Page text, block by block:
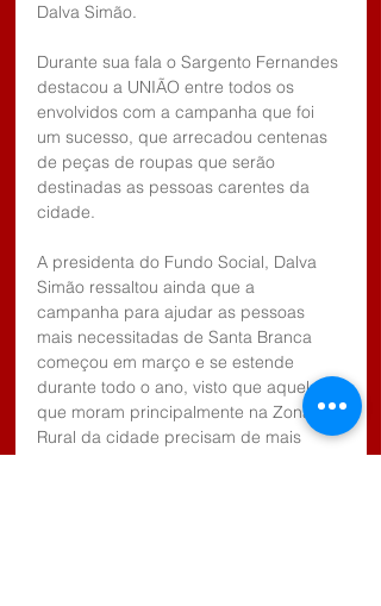
Dalva Simão.
Durante sua fala o Sargento Fernandes
destacou a UNIÃO entre todos os
envolvidos com a campanha que foi
um sucesso, que arrecadou centenas
de peças de roupas que serão
destinadas as pessoas carentes da
cidade.
A presidenta do Fundo Social, Dalva
Simão ressaltou ainda que a
campanha para ajudar as pessoas
mais necessitadas de Santa Branca
começou em março e se estende
durante todo o ano, visto que aqueles
que moram principalmente na Zona
Rural da cidade precisam de mais